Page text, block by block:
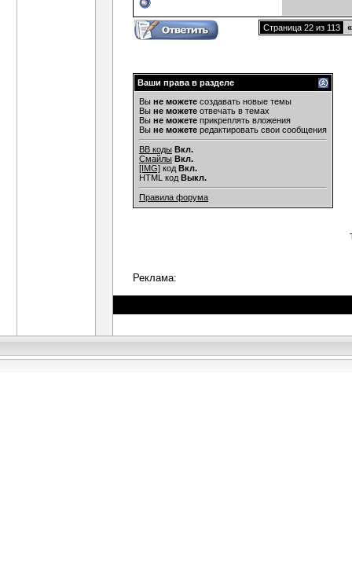
Страница 22 из 113 «
Ваши права в разделе
Вы не можете создавать новые темы
Вы не можете отвечать в темах
Вы не можете прикреплять вложения
Вы не можете редактировать свои сообщения
BB коды Вкл.
Смайлы Вкл.
[IMG] код Вкл.
HTML код Выкл.
Правила форума
Реклама: